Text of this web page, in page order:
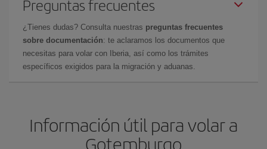
Preguntas frecuentes
¿Tienes dudas? Consulta nuestras preguntas frecuentes
sobre documentación: te aclaramos los documentos que
necesitas para volar con Iberia, así como los trámites
específicos exigidos para la migración y aduanas.
Información útil para volar a
Gotemburgo